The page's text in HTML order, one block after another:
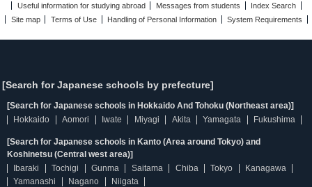
Useful information for studying abroad
Messages from students
Index Search
Site map
Terms of Use Handling of Personal Information System Requirements
[Search for Japanese schools by prefecture]
[Search for Japanese schools in Hokkaido And Tohoku (Northeast area)]
Hokkaido
Aomori Iwate Miyagi Akita Yamagata Fukushima
[Search for Japanese schools in Kanto (Area around Tokyo) and
Koshinetsu (Central west area)]
Ibaraki
Tochigi Gunma Saitama Chiba Tokyo
Kanagawa
Yamanashi
Nagano Niigata